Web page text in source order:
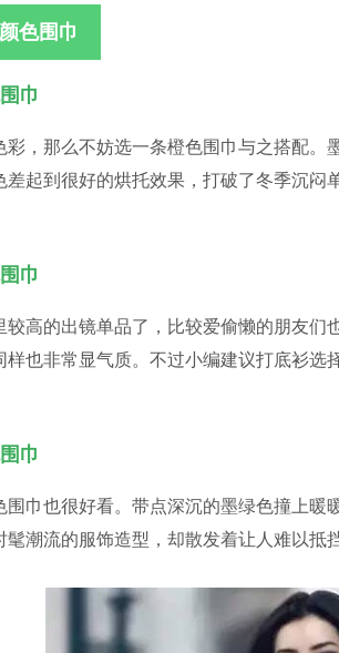
色围巾
巾
彩，那么不妨选一条橙色围巾与之搭配
差起到很好的烘托效果，打破了冬季沉
巾
较高的出镜单品了，比较爱偷懒的朋友们
样也非常显气质。不过小编建议打底衫
巾
围巾也很好看。带点深沉的墨绿色撞上暖
潮流的服饰造型，却散发着让人难以抵